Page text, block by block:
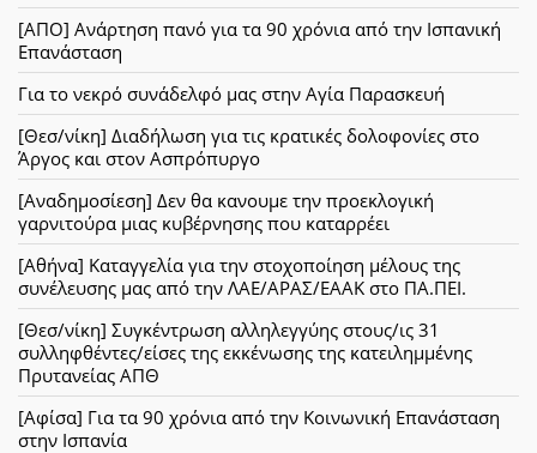
[ΑΠΟ] Ανάρτηση πανό για τα 90 χρόνια από την Ισπανική
Επανάσταση
Για το νεκρό συνάδελφό μας στην Αγία Παρασκευή
[Θεσ/νίκη] Διαδήλωση για τις κρατικές δολοφονίες στο
Άργος και στον Ασπρόπυργο
[Αναδημοσίεση] Δεν θα κανουμε την προεκλογική
γαρνιτούρα μιας κυβέρνησης που καταρρέει
[Αθήνα] Καταγγελία για την στοχοποίηση μέλους της
συνέλευσης μας από την ΛΑΕ/ΑΡΑΣ/ΕΑΑΚ στο ΠΑ.ΠΕΙ.
[Θεσ/νίκη] Συγκέντρωση αλληλεγγύης στους/ις 31
συλληφθέντες/είσες της εκκένωσης της κατειλημμένης
Πρυτανείας ΑΠΘ
[Αφίσα] Για τα 90 χρόνια από την Κοινωνική Επανάσταση
στην Ισπανία